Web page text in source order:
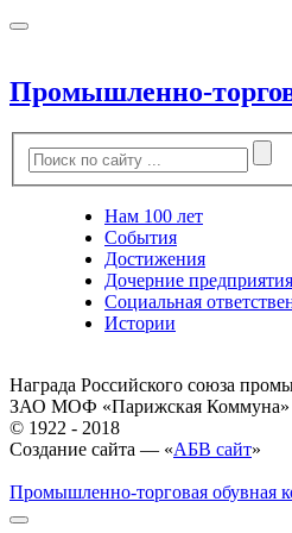
Промышленно-
Нам 100 лет
События
Достижения
Дочерние предприятия
Социальная
Истории
Награда Российского союза
ЗАО МОФ «Парижская Коммуна»
© 1922 - 2018
Создание сайта — «АБВ сайт»
Промышленно-торговая обувная